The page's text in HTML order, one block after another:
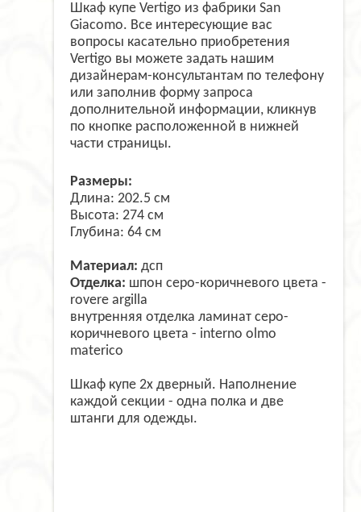
Шкаф купе Vertigo из фабрики San
Giacomo. Все интересующие вас
вопросы касательно приобретения
Vertigo вы можете задать нашим
дизайнерам-консультантам по телефону
или заполнив форму запроса
дополнительной информации, кликнув
по кнопке расположенной в нижней
части страницы.
Размеры:
Длина: 202.5 см
Высота: 274 см
Глубина: 64 см
Материал: дсп
Отделка: шпон серо-коричневого цвета -
rovere argilla
внутренняя отделка ламинат серо-
коричневого цвета - interno olmo
materico
Шкаф купе 2х дверный. Наполнение
каждой секции - одна полка и две
штанги для одежды.